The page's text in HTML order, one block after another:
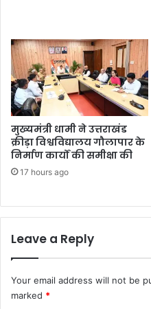
मुख्यमंत्री धामी ने उत्तराखंड
क्रीड़ा विश्वविद्यालय गौलापार के
निर्माण कार्यों की समीक्षा की
17 hours ago
Leave a Reply
Your email address will not be
marked *